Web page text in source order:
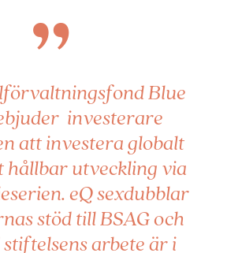
”
Blue
investerare
att investera globalt
hållbar utveckling via
eQ sexdubblar
stöd till BSAG och
arbete är i